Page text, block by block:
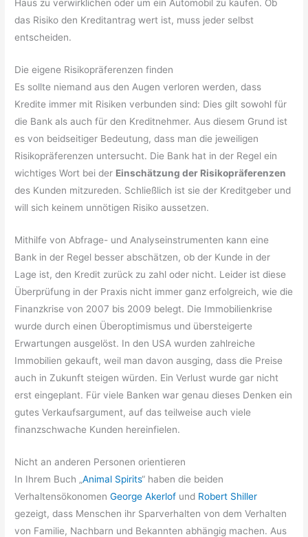
Haus zu verwirklichen oder um ein Automobil zu kaufen. Ob
das Risiko den Kreditantrag wert ist, muss jeder selbst
entscheiden.
Die eigene Risikopräferenzen finden
Es sollte niemand aus den Augen verloren werden, dass
Kredite immer mit Risiken verbunden sind: Dies gilt sowohl für
die Bank als auch für den Kreditnehmer. Aus diesem Grund ist
es von beidseitiger Bedeutung, dass man die jeweiligen
Risikopräferenzen untersucht. Die Bank hat in der Regel ein
wichtiges Wort bei der Einschätzung der Risikopräferenzen
des Kunden mitzureden. Schließlich ist sie der Kreditgeber und
will sich keinem unnötigen Risiko aussetzen.
Mithilfe von Abfrage- und Analyseinstrumenten kann eine
Bank in der Regel besser abschätzen, ob der Kunde in der
Lage ist, den Kredit zurück zu zahl oder nicht. Leider ist diese
Überprüfung in der Praxis nicht immer ganz erfolgreich, wie die
Finanzkrise von 2007 bis 2009 belegt. Die Immobilienkrise
wurde durch einen Überoptimismus und übersteigerte
Erwartungen ausgelöst. In den USA wurden zahlreiche
Immobilien gekauft, weil man davon ausging, dass die Preise
auch in Zukunft steigen würden. Ein Verlust wurde gar nicht
erst eingeplant. Für viele Banken war genau dieses Denken ein
gutes Verkaufsargument, auf das teilweise auch viele
finanzschwache Kunden hereinfielen.
Nicht an anderen Personen orientieren
In Ihrem Buch „Animal Spirits“ haben die beiden
VerhaltensökonomenGeorge Akerlof und Robert Shiller
gezeigt, dass Menschen ihr Sparverhalten von dem Verhalten
von Familie, Nachbarn und Bekannten abhängig machen. Aus